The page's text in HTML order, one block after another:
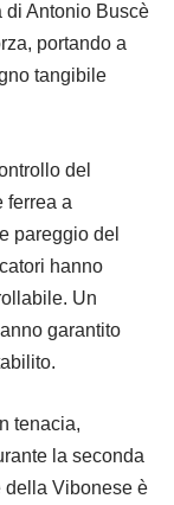
di Antonio Buscè
portando a
tangibile
del
ferrea a
pareggio del
hanno
Un
garantito
tenacia,
la seconda
della Vibonese è